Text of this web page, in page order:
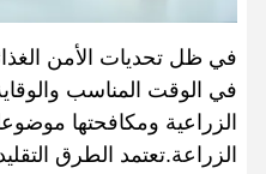
في ظل تحديات الأمن
في الوقت المناسب
الزراعية ومكافحتها
الزراعة.تعتمد الطرق